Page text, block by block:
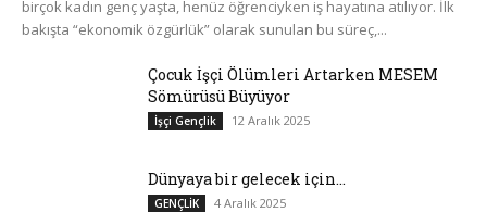
birçok kadın genç yaşta, henüz öğrenciyken iş hayatına atılıyor. İlk
bakışta “ekonomik özgürlük” olarak sunulan bu süreç,...
Çocuk İşçi Ölümleri Artarken MESEM
Sömürüsü Büyüyor
İşçi Gençlik 12 Aralık 2025
Dünyaya bir gelecek için…
GENÇLİK 4 Aralık 2025